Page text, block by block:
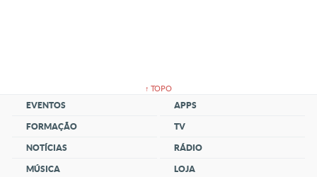
↑ TOPO
EVENTOS
FORMAÇÃO
NOTÍCIAS
MÚSICA
APPS
TV
RÁDIO
LOJA